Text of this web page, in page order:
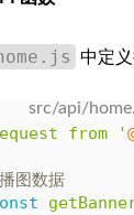
中定
from